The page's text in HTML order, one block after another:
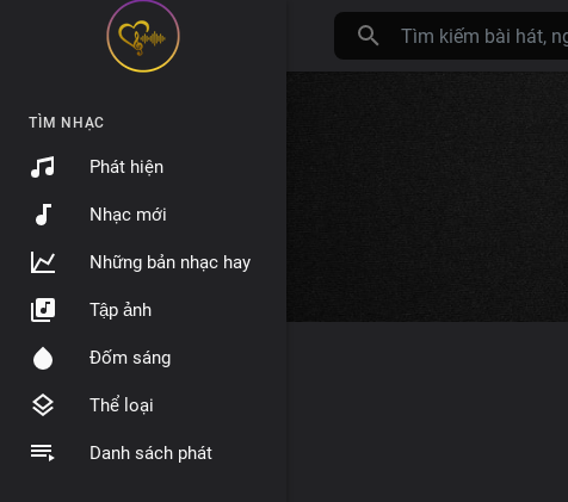
TÌM NHẠC
Phát hiện
Nhạc mới
Những bản nhạc hay
Tập ảnh
Đốm sáng
Thể loại
Danh sách phát